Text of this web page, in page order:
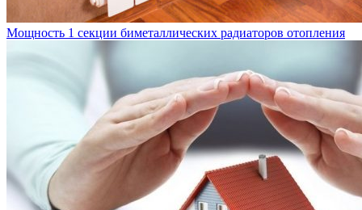
Мощность 1 секции биметаллических радиаторов отопления